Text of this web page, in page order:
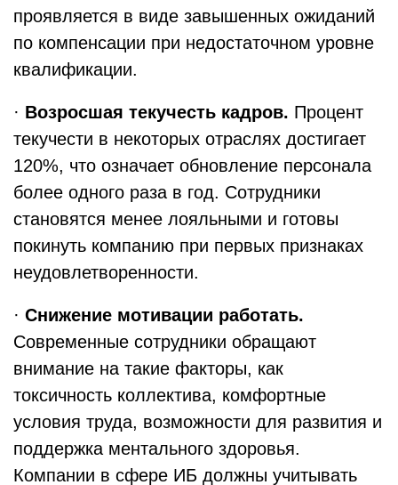
проявляется в виде завышенных ожиданий
по компенсации при недостаточном уровне
квалификации.
· Возросшая текучесть кадров. Процент
текучести в некоторых отраслях достигает
120%, что означает обновление персонала
более одного раза в год. Сотрудники
становятся менее лояльными и готовы
покинуть компанию при первых признаках
неудовлетворенности.
· Снижение мотивации работать.
Современные сотрудники обращают
внимание на такие факторы, как
токсичность коллектива, комфортные
условия труда, возможности для развития и
поддержка ментального здоровья.
Компании в сфере ИБ должны учитывать